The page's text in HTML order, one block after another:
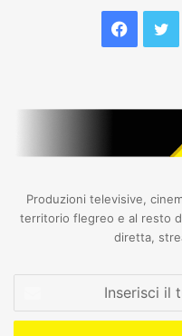
Produzioni televisive,
territorio flegreo e al resto
diretta,
tuo